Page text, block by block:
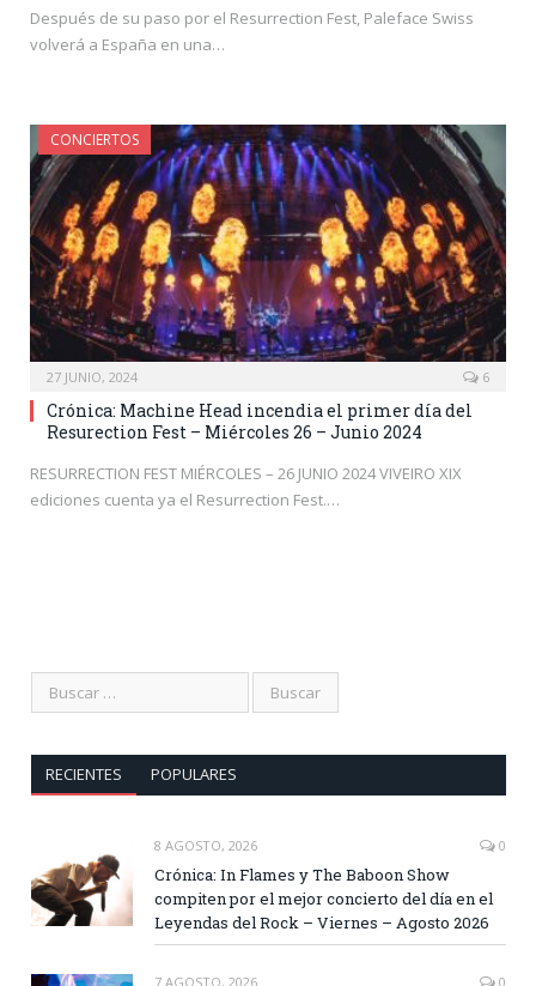
Después de su paso por el Resurrection Fest, Paleface Swiss
volverá a España en una…
CONCIERTOS
27 JUNIO, 2024 6
Crónica: Machine Head incendia el primer día del
Resurection Fest – Miércoles 26 – Junio 2024
RESURRECTION FEST MIÉRCOLES – 26 JUNIO 2024 VIVEIRO XIX
ediciones cuenta ya el Resurrection Fest.…
RECIENTES POPULARES
8 AGOSTO, 2026 0
Crónica: In Flames y The Baboon Show
compiten por el mejor concierto del día en el
Leyendas del Rock – Viernes – Agosto 2026
7 AGOSTO, 2026 0